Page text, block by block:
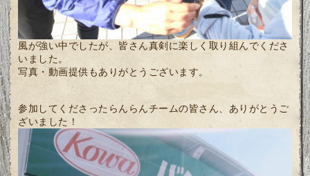
風が強い中でしたが、皆さん真剣に楽しく取り組んでくださ
いました。
写真・動画提供もありがとうございます。
参加してくださったらんらんチームの皆さん、ありがとうご
ざいました！